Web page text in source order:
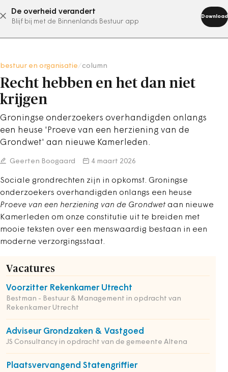
De overheid verandert
Blijf bij met de Binnenlands Bestuur app
Download
abonneer nu
bestuur en organisatie column
Recht hebben en het dan niet
krijgen
Groningse onderzoekers overhandigden onlangs
een heuse 'Proeve van een herziening van de
Grondwet' aan nieuwe Kamerleden.
Geerten Boogaard 4 maart 2026
Sociale grondrechten zijn in opkomst. Groningse
onderzoekers overhandigden onlangs een heuse
Proeve van een herziening van de Grondwet aan nieuwe
Kamerleden om onze constitutie uit te breiden met
mooie teksten over een menswaardig bestaan in een
moderne verzorgingsstaat.
Vacatures
Voorzitter Rekenkamer Utrecht
Bestman - Bestuur & Management in opdracht van
Rekenkamer Utrecht
Adviseur Grondzaken & Vastgoed
JS Consultancy in opdracht van de gemeente Altena
Plaatsvervangend Statengriffier